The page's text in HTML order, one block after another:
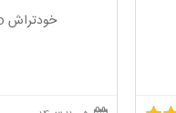
خودتراش Dorco مدل Eve 6 Portable